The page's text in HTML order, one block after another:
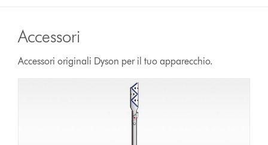
Accessori
Accessori originali Dyson per il tuo apparecchio.